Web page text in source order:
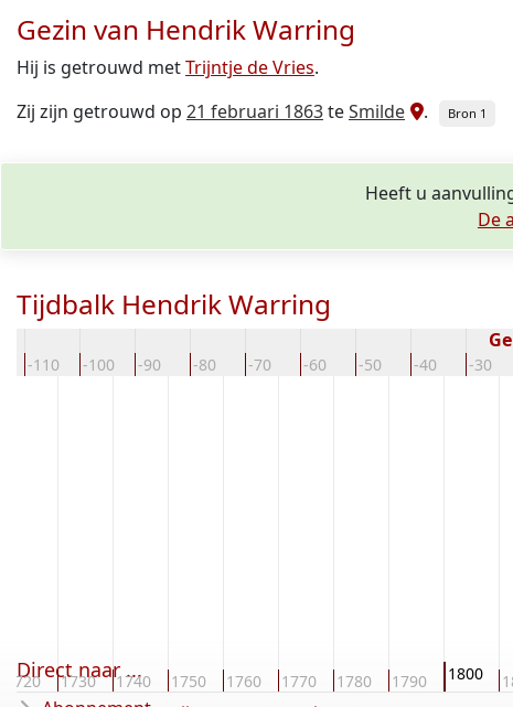
Gezin van Hendrik Warring
Hij is getrouwd metTrijntje de Vries.
Zij zijn getrouwd op 21 februari 1863teSmilde . Bron 1
Heeft u
De
Tijdbalk Hendrik Warring
-110 -100 -90 -80 -70 -60 -50 -40 -30
1720 1730 1740 1750 1760 1770 1780 1790 1800
Direct naar ...